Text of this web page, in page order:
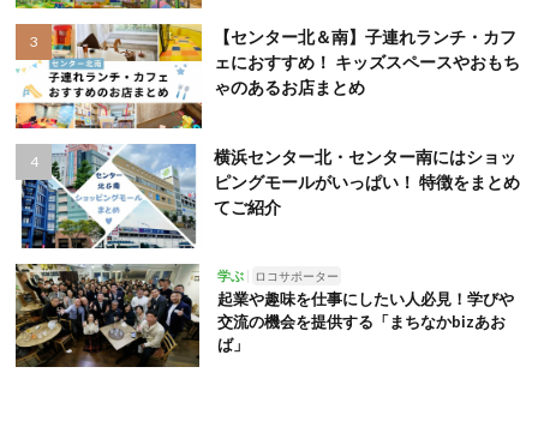
【センター北＆南】子連れランチ・カフ
ェにおすすめ！ キッズスペースやおもち
ゃのあるお店まとめ
横浜センター北・センター南にはショッ
ピングモールがいっぱい！ 特徴をまとめ
てご紹介
学ぶ ロコサポーター
起業や趣味を仕事にしたい人必見！学びや
交流の機会を提供する「まちなかbizあお
ば」